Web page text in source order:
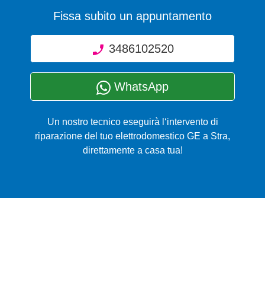
Fissa subito un appuntamento
3486102520
WhatsApp
Un nostro tecnico eseguirà l‘intervento di
riparazione del tuo elettrodomestico GE a Stra,
direttamente a casa tua!